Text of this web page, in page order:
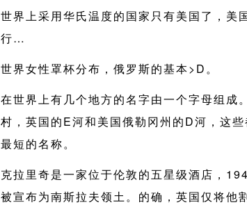
世界上采用华氏温度的国家只有美国了，美
行…
世界女性罩杯分布，俄罗斯的基本>D。
在世界上有几个地方的名字由一个字母组成
村，英国的E河和美国俄勒冈州的D河，这
最短的名称。
克拉里奇是一家位于伦敦的五星级酒店，
被宣布为南斯拉夫领土。的确，英国仅将他